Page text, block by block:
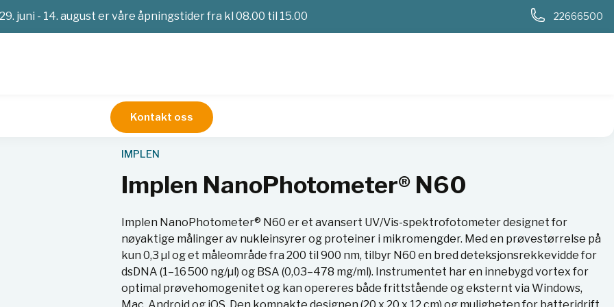
29. juni - 14. august er våre åpningstider fra kl 08.00 til 15.00 22666500
Kontakt oss
Implen NanoPhotometer® N60
IMPLEN
Implen NanoPhotometer® N60
Implen NanoPhotometer® N60 er et avansert UV/Vis-spektrofotometer designet for
nøyaktige målinger av nukleinsyrer og proteiner i mikromengder. Med en prøvestørrelse på
kun 0,3 µl og et måleområde fra 200 til 900 nm, tilbyr N60 en bred deteksjonsrekkevidde for
dsDNA (1–16 500 ng/µl) og BSA (0,03–478 mg/ml). Instrumentet har en innebygd vortex for
optimal prøvehomogenitet og kan opereres både frittstående og eksternt via Windows,